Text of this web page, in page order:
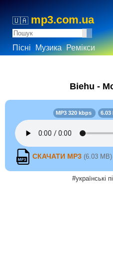
🇺🇦 mp3.com.ua
Пісні Музика Ремікси
Biehu -
MP3 320 kbps 6.03
СКАЧАТИ MP3 (6.03 MB)
#українські